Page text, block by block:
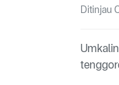
Ditinjau